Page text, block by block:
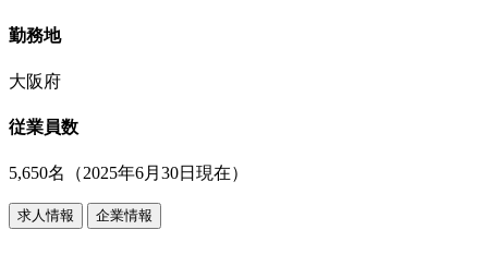
勤務地
大阪府
従業員数
5,650名（2025年6月30日現在）
求人情報 企業情報